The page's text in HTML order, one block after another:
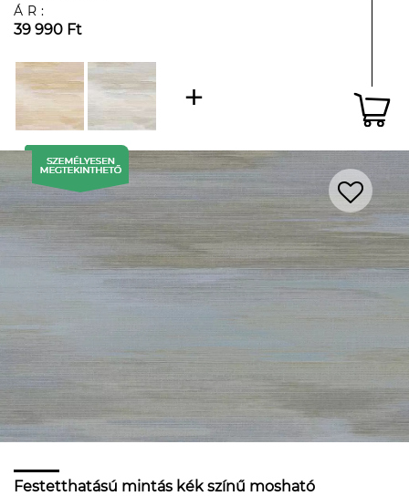
ÁR:
39 990 Ft
Festetthatású mintás kék színű mosható